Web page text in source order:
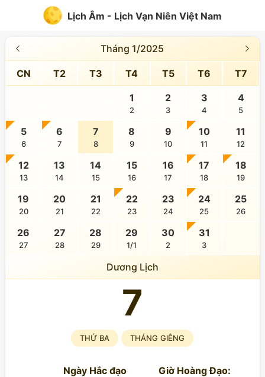
Lịch Âm - Lịch Vạn Niên Việt Nam
Tháng 1/2025
CN T2 T3 T4 T5 T6 T7
1
2
2
3
3
4
4
5
5
6
6
7
7
8
8
9
9
10
10
11
11
12
12
13
13
14
14
15
15
16
16
17
17
18
18
19
19
20
20
21
21
22
22
23
23
24
24
25
25
26
26
27
27
28
28
29
29
1/1
30
2
31
3
Dương Lịch
7
THỨ BA THÁNG GIÊNG
Ngày Hắc đạo
Giờ Hoàng Đạo: